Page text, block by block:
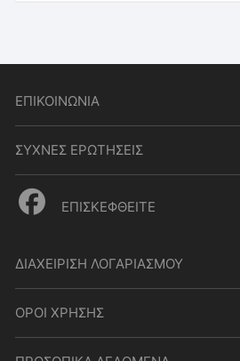
ΕΠΙΚΟΙΝΩΝΙΑ
ΣΥΧΝΕΣ ΕΡΩΤΗΣΕΙΣ
ΕΠΙΣΚΕΦΘΕΙΤΕ
ΔΙΑΧΕΙΡΙΣΗ ΛΟΓΑΡΙΑΣΜΟΥ
ΟΡΟΙ ΧΡΗΣΗΣ